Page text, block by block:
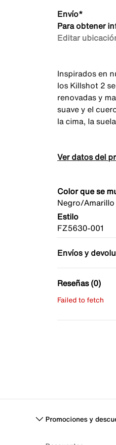
Envío*
Para obtener
Editar
Inspirados en
los Killshot 2
renovadas y
suave y el
la cima, la
Ver datos del
Color que se
Negro/
Estilo
FZ5630-001
Envíos y
Reseñas (0)
Failed to fetch
Promociones y